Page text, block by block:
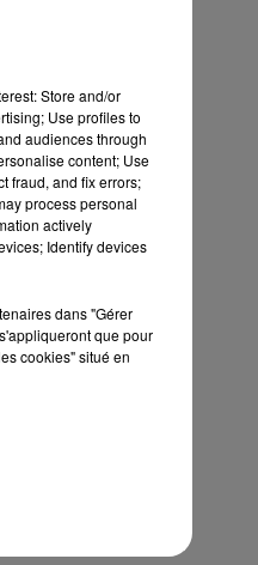
Store and/or
Use profiles to
audiences through
content; Use
fraud, and fix errors;
process personal
actively
Identify devices
dans "Gérer
que pour
cookies" situé en